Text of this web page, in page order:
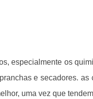
especialmente os
e secadores. as
uma vez que